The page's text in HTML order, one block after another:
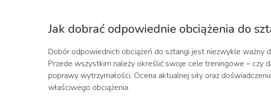
Jak dobrać odpowiednie obciążenia do
Dobór odpowiednich obciążeń do sztangi jest niezwykle ważny
Przede wszystkim należy określić swoje cele treningowe – czy
poprawy wytrzymałości. Ocena aktualnej siły oraz
właściwego obciążenia.